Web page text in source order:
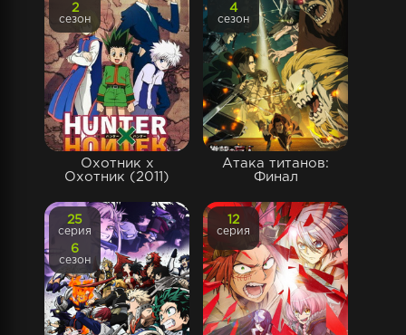
Охотник х
Охотник (2011)
2
сезон
Атака титанов:
Финал
4
сезон
25
серия
6
сезон
12
серия